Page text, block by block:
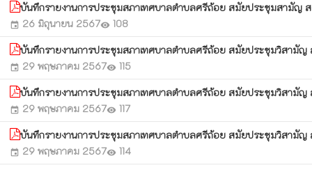
บันทึกรายงานการประชุมสภาเทศบาลตำบลศรีถ้อย สมัยประชุมสามัญ
event 26 มิถุนายน 2567visibility 108
บันทึกรายงานการประชุมสภาเทศบาลตำบลศรีถ้อย สมัยประชุมวิสามั
event 29 พฤษภาคม 2567visibility 115
บันทึกรายงานการประชุมสภาเทศบาลตำบลศรีถ้อย สมัยประชุมวิสามั
event 29 พฤษภาคม 2567visibility 117
บันทึกรายงานการประชุมสภาเทศบาลตำบลศรีถ้อย สมัยประชุมวิสามั
event 29 พฤษภาคม 2567visibility 114